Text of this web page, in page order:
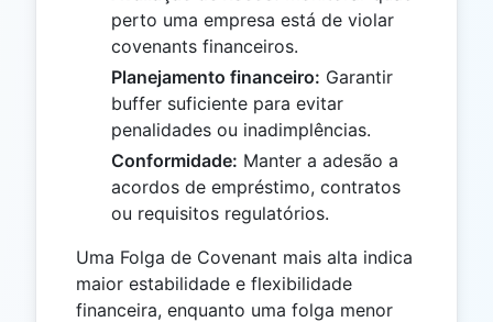
perto uma empresa está de violar
covenants financeiros.
Planejamento financeiro: Garantir
buffer suficiente para evitar
penalidades ou inadimplências.
Conformidade: Manter a adesão a
acordos de empréstimo, contratos
ou requisitos regulatórios.
Uma Folga de Covenant mais alta indica
maior estabilidade e flexibilidade
financeira, enquanto uma folga menor